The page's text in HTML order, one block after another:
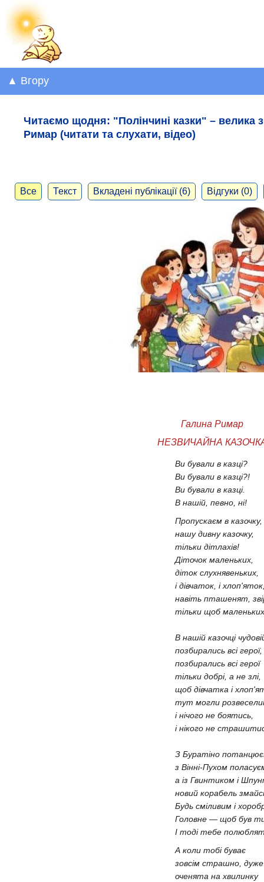
▲ Вгору
Читаємо щодня: "Полінчині казки" – велика
Римар (читати та слухати, відео)
Все Текст Вкладені публікації (6) Відгуки (0)
Галина Римар
НЕЗВИЧАЙНА
Ви бували в
Ви бували в
Ви бували в
В нашій,
Пропускаєм в
нашу дивну
тільки
Діточок
діток
і дівчаток, і
навіть
тільки щоб
В нашій казочці
позбирались
позбирались
тільки добрі, а не злі,
щоб дівчатка і
тут могли
і нічого не
і нікого не
З Буратіно
з Вінні-Пухом
а із Гвинтиком і
новий корабель
Будь сміливим і
Головне — щоб був
І тоді тебе полюблять
А коли тобі
зовсім
оченята на